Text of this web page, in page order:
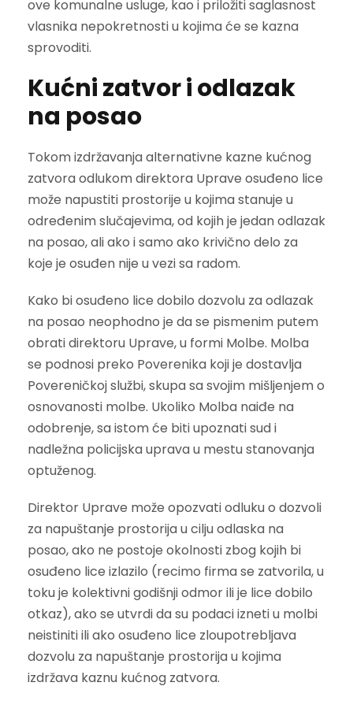
ove komunalne usluge, kao i priložiti saglasnost
vlasnika nepokretnosti u kojima će se kazna
sprovoditi.
Kućni zatvor i odlazak
na posao
Tokom izdržavanja alternativne kazne kućnog
zatvora odlukom direktora Uprave osuđeno lice
može napustiti prostorije u kojima stanuje u
određenim slučajevima, od kojih je jedan odlazak
na posao, ali ako i samo ako krivično delo za
koje je osuđen nije u vezi sa radom.
Kako bi osuđeno lice dobilo dozvolu za odlazak
na posao neophodno je da se pismenim putem
obrati direktoru Uprave, u formi Molbe. Molba
se podnosi preko Poverenika koji je dostavlja
Povereničkoj službi, skupa sa svojim mišljenjem o
osnovanosti molbe. Ukoliko Molba naiđe na
odobrenje, sa istom će biti upoznati sud i
nadležna policijska uprava u mestu stanovanja
optuženog.
Direktor Uprave može opozvati odluku o dozvoli
za napuštanje prostorija u cilju odlaska na
posao, ako ne postoje okolnosti zbog kojih bi
osuđeno lice izlazilo (recimo firma se zatvorila, u
toku je kolektivni godišnji odmor ili je lice dobilo
otkaz), ako se utvrdi da su podaci izneti u molbi
neistiniti ili ako osuđeno lice zloupotrebljava
dozvolu za napuštanje prostorija u kojima
izdržava kaznu kućnog zatvora.